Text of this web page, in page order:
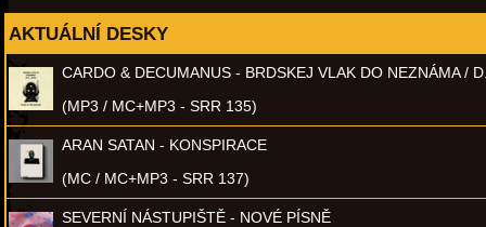
AKTUÁLNÍ DESKY
CARDO & DECUMANUS - BRDSKEJ VLAK DO NEZNÁMA /
(MP3 / MC+MP3 - SRR 135)
ARAN SATAN - KONSPIRACE
(MC / MC+MP3 - SRR 137)
SEVERNÍ NÁSTUPIŠTĚ - NOVÉ PÍSNĚ